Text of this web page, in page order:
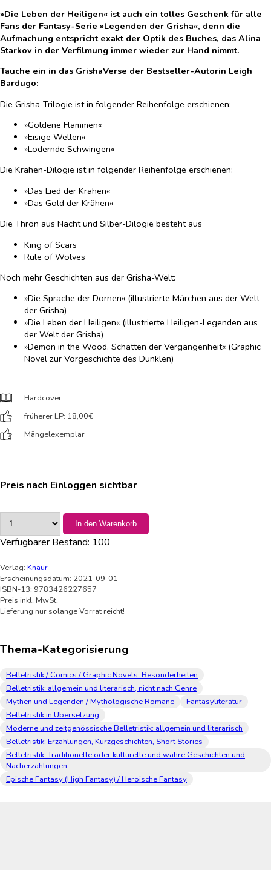
»Die Leben der Heiligen« ist auch ein tolles Geschenk für alle
Fans der Fantasy-Serie »Legenden der Grisha«, denn die
Aufmachung entspricht exakt der Optik des Buches, das Alina
Starkov in der Verfilmung immer wieder zur Hand nimmt.
Tauche ein in das GrishaVerse der Bestseller-Autorin Leigh
Bardugo:
Die Grisha-Trilogie ist in folgender Reihenfolge erschienen:
»Goldene Flammen«
»Eisige Wellen«
»Lodernde Schwingen«
Die Krähen-Dilogie ist in folgender Reihenfolge erschienen:
»Das Lied der Krähen«
»Das Gold der Krähen«
Die Thron aus Nacht und Silber-Dilogie besteht aus
King of Scars
Rule of Wolves
Noch mehr Geschichten aus der Grisha-Welt:
»Die Sprache der Dornen« (illustrierte Märchen aus der Welt
der Grisha)
»Die Leben der Heiligen« (illustrierte Heiligen-Legenden aus
der Welt der Grisha)
»Demon in the Wood. Schatten der Vergangenheit« (Graphic
Novel zur Vorgeschichte des Dunklen)
Hardcover
früherer LP: 18,00€
Mängelexemplar
Preis nach Einloggen sichtbar
In den Warenkorb
Verfügbarer Bestand: 100
Verlag: Knaur
Erscheinungsdatum: 2021-09-01
ISBN-13: 9783426227657
Preis inkl. MwSt.
Lieferung nur solange Vorrat reicht!
Thema-Kategorisierung
Belletristik / Comics / Graphic Novels: Besonderheiten
Belletristik: allgemein und literarisch, nicht nach Genre
Mythen und Legenden / Mythologische Romane
Fantasyliteratur
Belletristik in Übersetzung
Moderne und zeitgenössische Belletristik: allgemein und literarisch
Belletristik: Erzählungen, Kurzgeschichten, Short Stories
Belletristik: Traditionelle oder kulturelle und wahre Geschichten und
Nacherzählungen
Epische Fantasy (High Fantasy) / Heroische Fantasy